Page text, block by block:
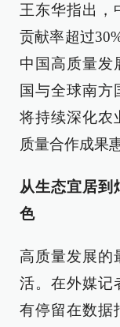
王东华指出，
贡献率超过
中国高质量发
国与全球南方
将持续深化农
质量合作成果
从生态宜居到
色
高质量发展的
活。在外媒记
有停留在数据